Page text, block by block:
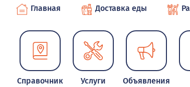
Главная Доставка еды
Справочник Услуги Объявления